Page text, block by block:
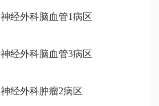
神经外科脑血管1病区
神经外科脑血管3病区
神经外科肿瘤2病区